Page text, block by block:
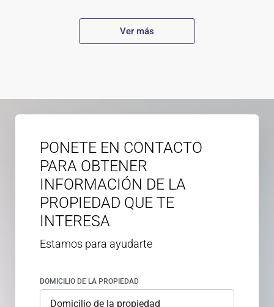
Ver más
PONETE EN CONTACTO
PARA OBTENER
INFORMACIÓN DE LA
PROPIEDAD QUE TE
INTERESA
Estamos para ayudarte
DOMICILIO DE LA PROPIEDAD